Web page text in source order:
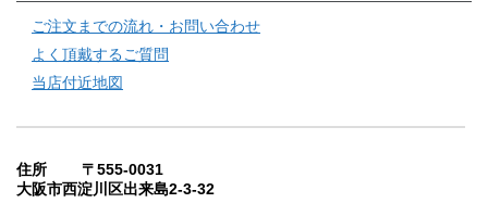
ご注文までの流れ・お問い合わせ
よく頂戴するご質問
当店付近地図
住所 〒555-0031
大阪市西淀川区出来島2-3-32